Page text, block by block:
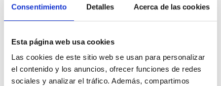
Consentimiento Detalles Acerca de las cookies
Esta página web usa cookies
Las cookies de este sitio web se usan para personalizar
el contenido y los anuncios, ofrecer funciones de redes
sociales y analizar el tráfico. Además, compartimos